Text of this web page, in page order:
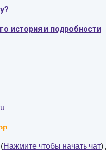
история и подробности
Нажмите чтобы начать чат)